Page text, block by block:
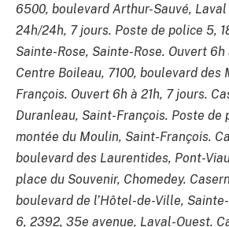
6500, boulevard Arthur-Sauvé,
24h/24h, 7 jours. Poste de police 5,
Sainte-Rose, Sainte-Rose. Ouvert 6h
Centre Boileau, 7100, boulevard
François. Ouvert 6h à 21h, 7 jours.
Duranleau, Saint-François. Poste de
montée du Moulin, Saint-François.
boulevard des Laurentides, Pont-
place du Souvenir, Chomedey.
boulevard de l’Hôtel-de-Ville,
6, 2392, 35e avenue, Laval-Ouest.